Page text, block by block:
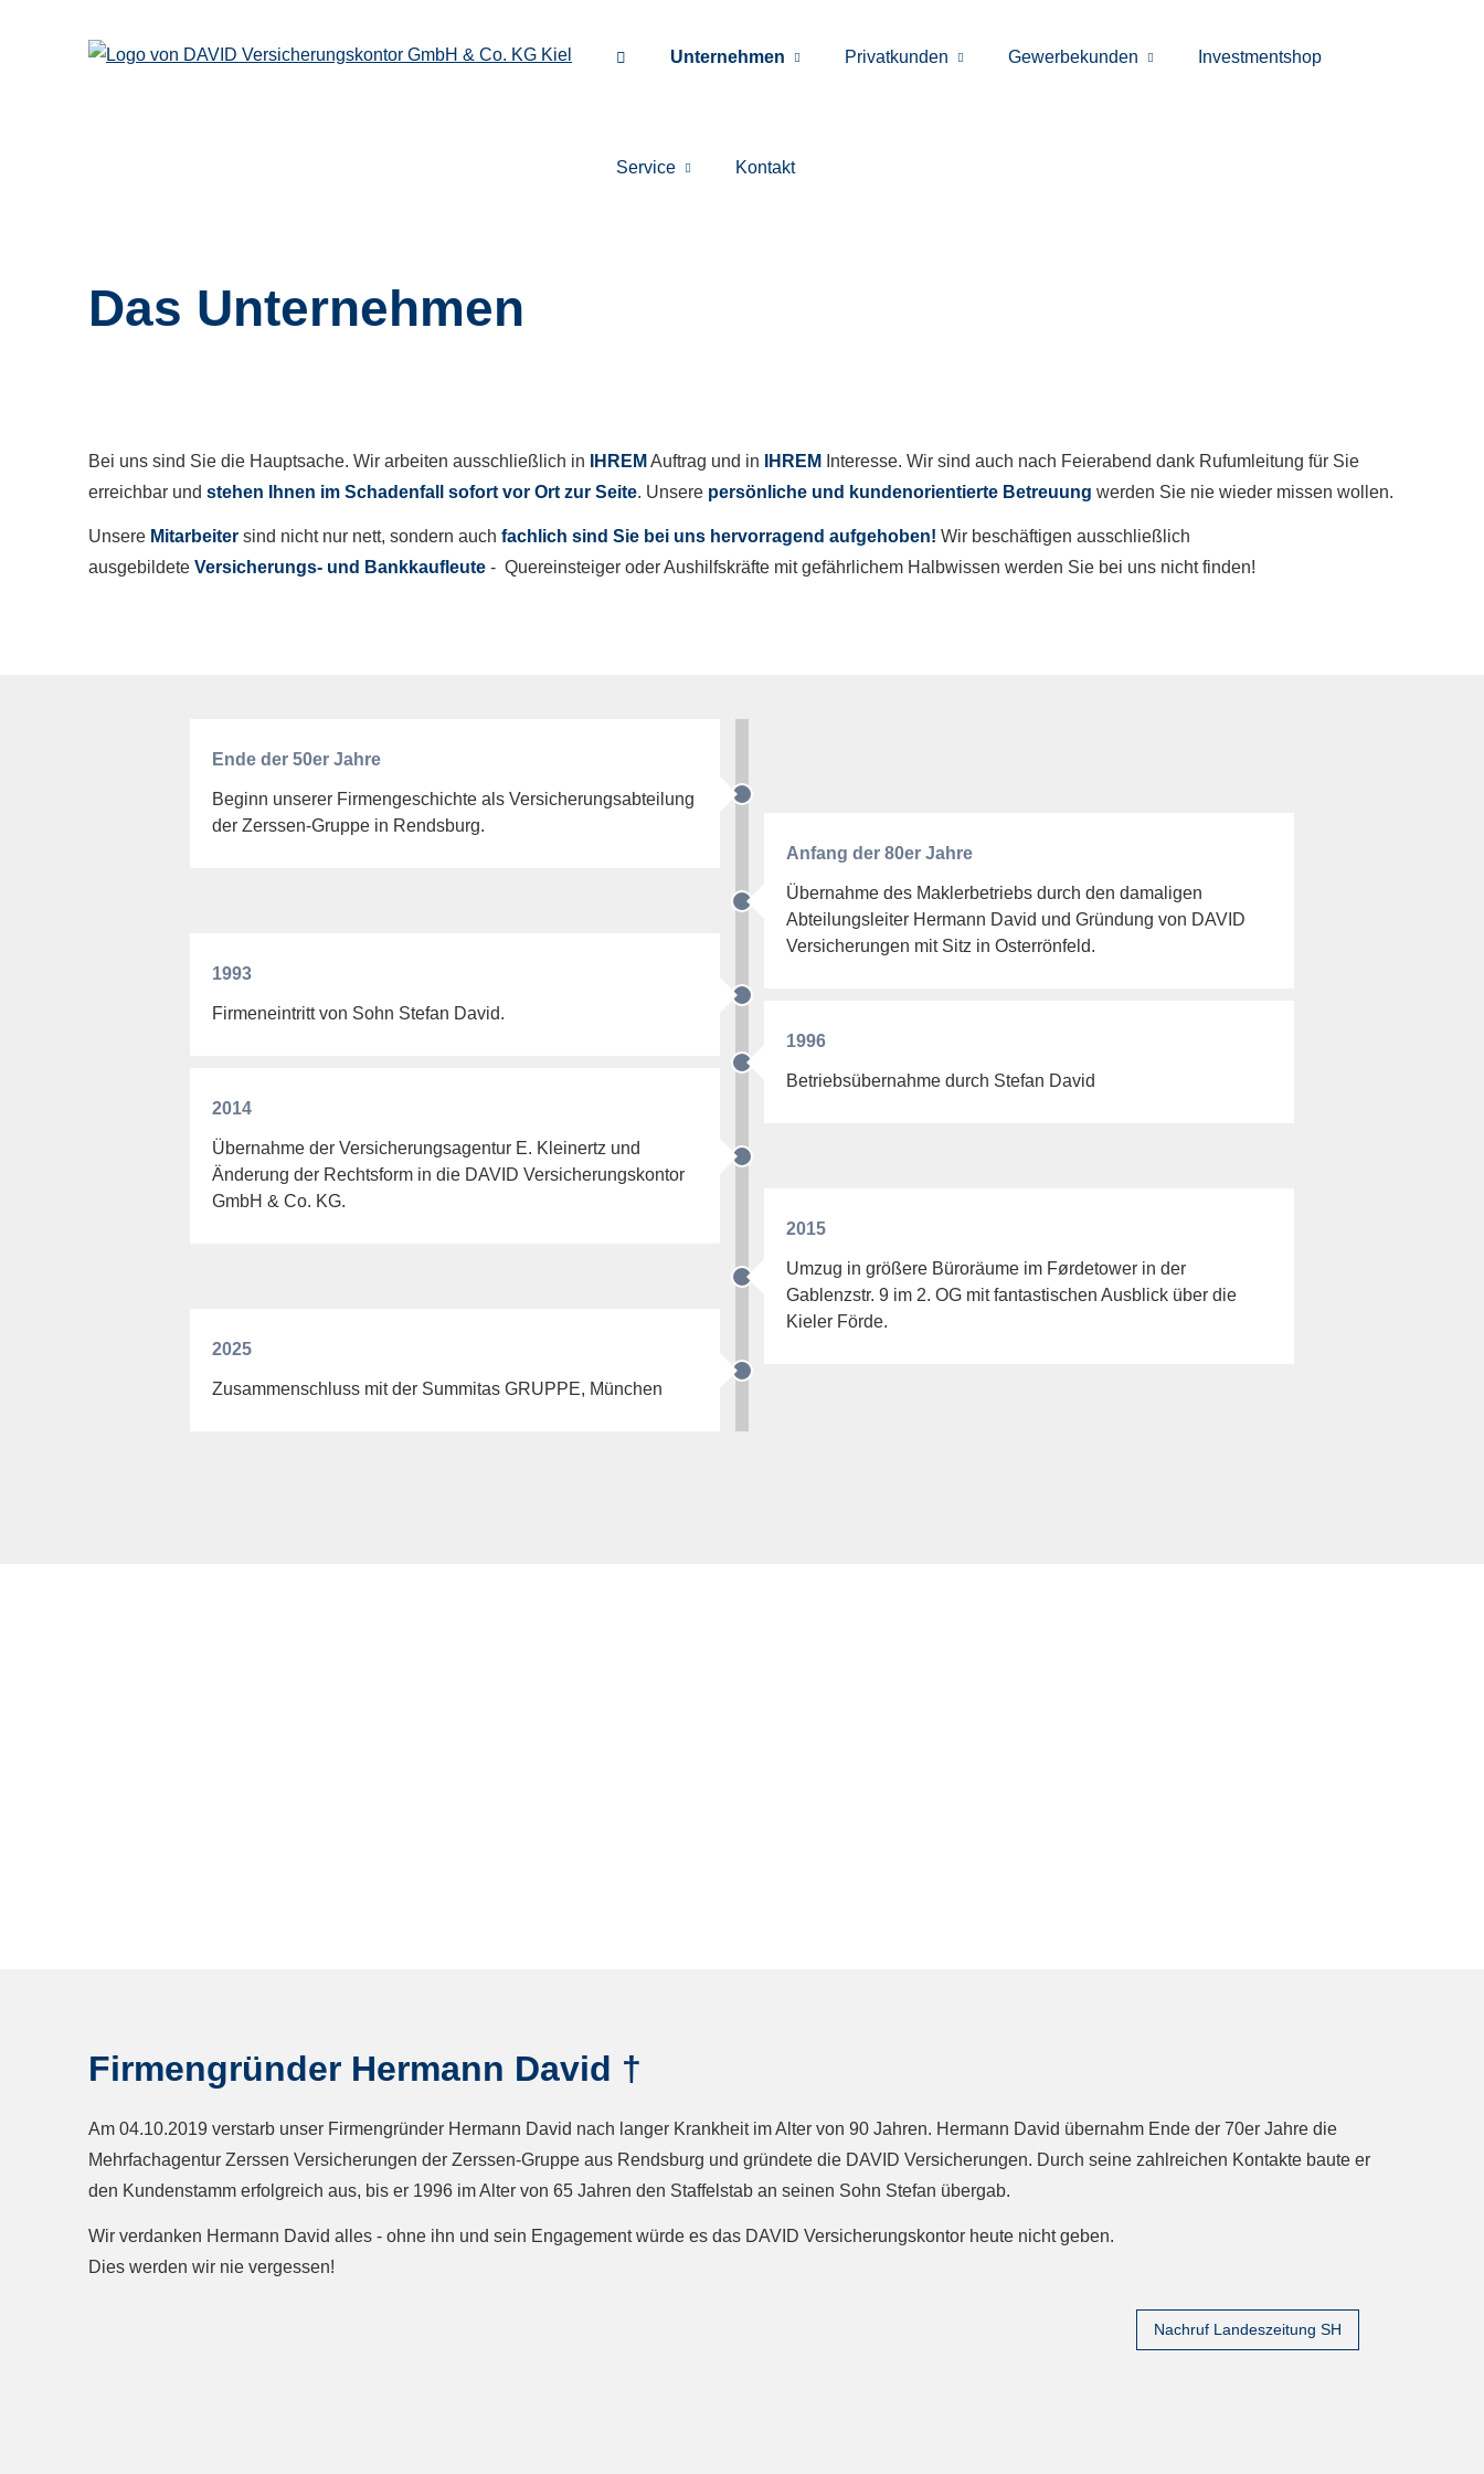
Unternehmen Privatkunden Gewerbekunden Investmentshop
Service Kontakt
Das Unternehmen
Bei uns sind Sie die Hauptsache. Wir arbeiten ausschließlich in IHREM Auftrag und in IHREM
Interesse. Wir sind auch nach Feierabend dank Rufumleitung für Sie
erreichbar und stehen Ihnen im Schadenfall sofort vor Ort zur Seite. Unsere persönliche und kundenorientierte Betreuung werden Sie nie wieder missen wollen.
Unsere Mitarbeiter sind nicht nur nett, sondern auch fachlich sind Sie bei uns hervorragend aufgehoben! Wir beschäftigen ausschließlich
ausgebildete Versicherungs- und Bankkaufleute - Quereinsteiger oder Aushilfskräfte mit gefährlichem Halbwissen werden Sie bei uns nicht finden!
Ende der 50er Jahre
Beginn unserer Firmengeschichte als Versicherungsabteilung
der Zerssen-Gruppe in Rendsburg.
Anfang der 80er Jahre
Übernahme des Maklerbetriebs durch den damaligen
Abteilungsleiter Hermann David und Gründung von DAVID
Versicherungen mit Sitz in Osterrönfeld.
1993
Firmeneintritt von Sohn Stefan David.
1996
Betriebsübernahme durch Stefan David
2014
Übernahme der Versicherungsagentur E. Kleinertz und
Änderung der Rechtsform in die DAVID Versicherungskontor
GmbH & Co. KG.
2015
Umzug in größere Büroräume im Førdetower in der
Gablenzstr. 9 im 2. OG mit fantastischen Ausblick über die
Kieler Förde.
2025
Zusammenschluss mit der Summitas GRUPPE, München
Firmengründer Hermann David †
Am 04.10.2019 verstarb unser Firmengründer Hermann David nach langer Krankheit im Alter von 90 Jahren. Hermann David übernahm Ende der 70er Jahre die
Mehrfachagentur Zerssen Versicherungen der Zerssen-Gruppe aus Rendsburg und gründete die DAVID Versicherungen. Durch seine zahlreichen Kontakte baute er
den Kundenstamm erfolgreich aus, bis er 1996 im Alter von 65 Jahren den Staffelstab an seinen Sohn Stefan übergab.
Wir verdanken Hermann David alles - ohne ihn und sein Engagement würde es das DAVID Versicherungskontor heute nicht geben.
Dies werden wir nie vergessen!
Nachruf Landeszeitung SH